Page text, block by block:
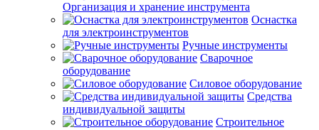
Организация и хранение инструмента
Оснастка
для электроинструментов
Ручные инструменты
Сварочное
оборудование
Силовое оборудование
Средства
индивидуальной защиты
Строительное